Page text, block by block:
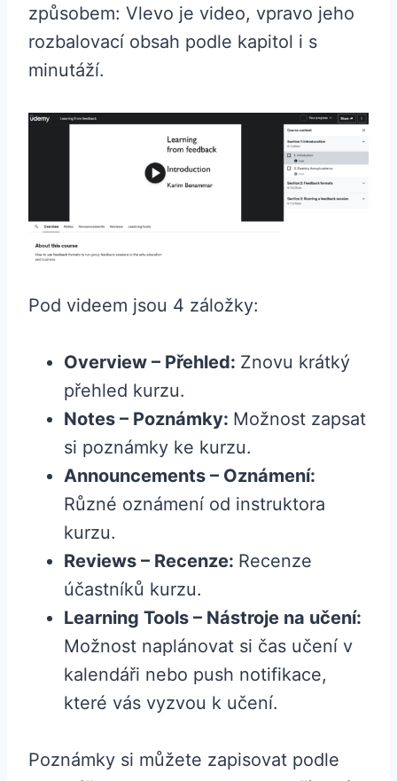
způsobem: Vlevo je video, vpravo jeho
rozbalovací obsah podle kapitol i s
minutáží.
Pod videem jsou 4 záložky:
Overview – Přehled: Znovu krátký
přehled kurzu.
Notes – Poznámky: Možnost zapsat
si poznámky ke kurzu.
Announcements – Oznámení:
Různé oznámení od instruktora
kurzu.
Reviews – Recenze: Recenze
účastníků kurzu.
Learning Tools – Nástroje na učení:
Možnost naplánovat si čas učení v
kalendáři nebo push notifikace,
které vás vyzvou k učení.
Poznámky si můžete zapisovat podle